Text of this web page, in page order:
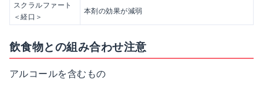
スクラルファート
＜経口＞
本剤の効果が減弱
飲食物との組み合わせ注意
アルコールを含むもの